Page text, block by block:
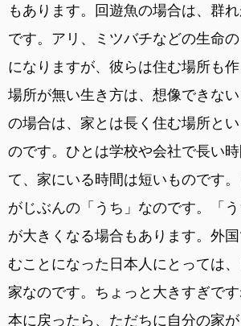
もあります。回遊魚の場合は、群
です。アリ、ミツバチなどの生命
になりますが、彼らは住む場所も
場所が無い生き方は、想像できな
の場合は、家とは長く住む場所と
のです。ひとは学校や会社で長い
て、家にいる時間は短いものです
がじぶんの「うち」なのです。「
が大きくなる場合もあります。外
むことになった日本人にとっては
家なのです。ちょっと大きすぎで
本に戻ったら、ただちに自分の家